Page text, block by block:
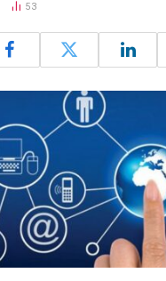
53